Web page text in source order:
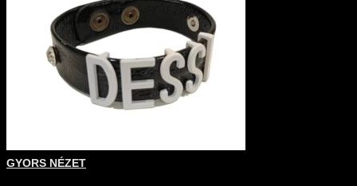
+
GYORS NÉZET